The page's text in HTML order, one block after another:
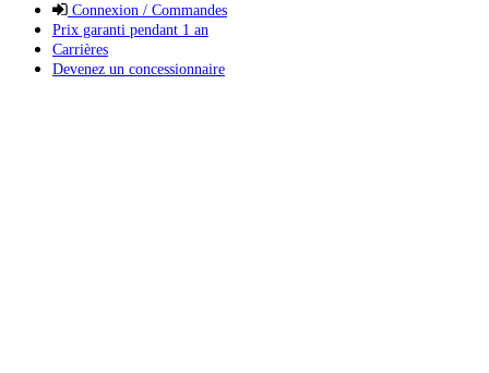
Connexion / Commandes
Prix garanti pendant 1 an
Carrières
Devenez un concessionnaire